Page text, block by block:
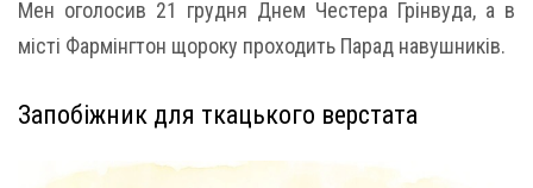
Мен оголосив 21 грудня Днем Честера Грінвуда, а в
місті Фармінгтон щороку проходить Парад навушників.
Запобіжник для ткацького верстата